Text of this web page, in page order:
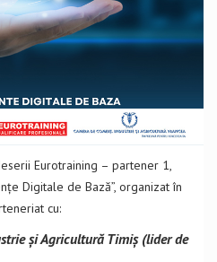
Eurotraining – partener 1,
Digitale de Bază”, organizat în
cu:
și Agricultură Timiș (lider de